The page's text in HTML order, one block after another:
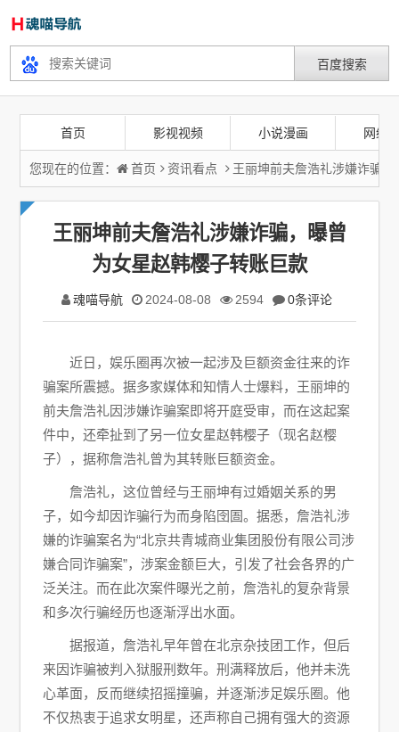
首页 影视视频 小说漫画 网络
您现在的位置： 首页 资讯看点 王丽坤前夫詹浩礼涉嫌诈骗
王丽坤前夫詹浩礼涉嫌诈骗，曝曾
为女星赵韩樱子转账巨款
魂喵导航 2024-08-08 2594 0条评论
近日，娱乐圈再次被一起涉及巨额资金往来的诈
骗案所震撼。据多家媒体和知情人士爆料，王丽坤的
前夫詹浩礼因涉嫌诈骗案即将开庭受审，而在这起案
件中，还牵扯到了另一位女星赵韩樱子（现名赵樱
子），据称詹浩礼曾为其转账巨额资金。
詹浩礼，这位曾经与王丽坤有过婚姻关系的男
子，如今却因诈骗行为而身陷囹圄。据悉，詹浩礼涉
嫌的诈骗案名为“北京共青城商业集团股份有限公司涉
嫌合同诈骗案”，涉案金额巨大，引发了社会各界的广
泛关注。而在此次案件曝光之前，詹浩礼的复杂背景
和多次行骗经历也逐渐浮出水面。
据报道，詹浩礼早年曾在北京杂技团工作，但后
来因诈骗被判入狱服刑数年。刑满释放后，他并未洗
心革面，反而继续招摇撞骗，并逐渐涉足娱乐圈。他
不仅热衷于追求女明星，还声称自己拥有强大的资源